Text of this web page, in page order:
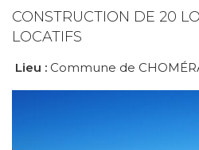
CONSTRUCTION DE 20
LOCATIFS
Lieu : Commune de